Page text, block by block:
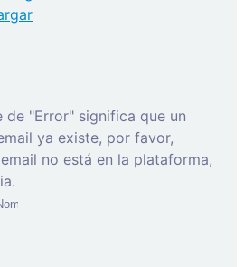
de "Error" significa que un
ya existe, por favor,
no está en la plataforma,